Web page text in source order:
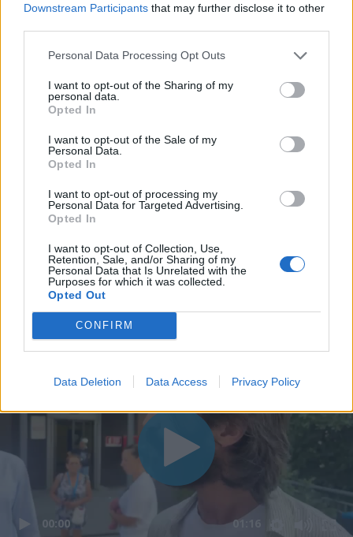
Downstream Participants that may further disclose it to other
Personal Data Processing Opt Outs
I want to opt-out of the Sharing of my
personal data.
Opted In
I want to opt-out of the Sale of my
Personal Data.
Opted In
I want to opt-out of processing my
Personal Data for Targeted Advertising.
Opted In
I want to opt-out of Collection, Use,
Retention, Sale, and/or Sharing of my
Personal Data that Is Unrelated with the
Purposes for which it was collected.
Opted Out
CONFIRM
Data Deletion Data Access Privacy Policy
00:00 01:16